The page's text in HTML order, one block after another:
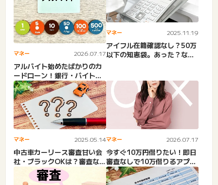
マネー 2026.07.17
アルバイト始めたばかりのカ
ードローン！銀行・バイト初
日でお金借りる・単発バイ
ト...
マネー 2025.11.19
アイフル在籍確認なし？50万
以下の知恵袋。あった？なか
マネー 2025.05.14
中古車カーリース審査甘い会
社・ブラックOKは？審査な
し、審査不要は危険。自己
破...
マネー 2026.07.17
今すぐ10万円借りたい！即日
審査なしで10万借りるアプリ
は？少額融資でお金借り...